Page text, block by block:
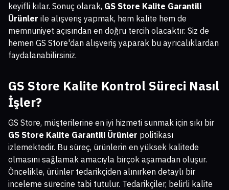
keyifli kılar. Sonuç olarak, GS Store Kalite Garantili
Ürünler ile alışveriş yapmak, hem kalite hem de
memnuniyet açısından en doğru tercih olacaktır. Siz de
hemen GS Store'dan alışveriş yaparak bu ayrıcalıklardan
faydalanabilirsiniz.
GS Store Kalite Kontrol Süreci Nasıl
İşler?
GS Store, müşterilerine en iyi hizmeti sunmak için sıkı bir
GS Store Kalite Garantili Ürünler politikası
izlemektedir. Bu süreç, ürünlerin en yüksek kalitede
olmasını sağlamak amacıyla birçok aşamadan oluşur.
Öncelikle, ürünler tedarikçiden alınırken detaylı bir
inceleme sürecine tabi tutulur. Tedarikçiler, belirli kalite